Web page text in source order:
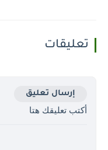
تعليقات
إرسال تعليق
أكتب تعليقك هتا